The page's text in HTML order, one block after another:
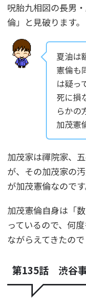
呪胎九相図の長男
倫」と見破ります。
夏油は
憲倫も
は疑っ
死に損
らかの
加茂憲
加茂家は禪院家、
が、その加茂家の
が加茂憲倫なのです
加茂憲倫自身は「
っているので、何
ながらえてきたので
第135話 渋谷